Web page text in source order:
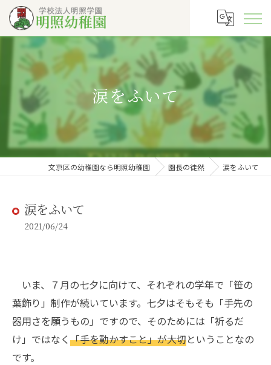
涙をふいて
文京区の幼稚園なら明照幼稚園 園長の徒然 涙をふいて
涙をふいて
2021/06/24
いま、７月の七夕に向けて、それぞれの学年で「笹の
葉飾り」制作が続いています。七夕はそもそも「手先の
器用さを願うもの」ですので、そのためには「祈るだ
け」ではなく「手を動かすこと」が大切ということなの
です。